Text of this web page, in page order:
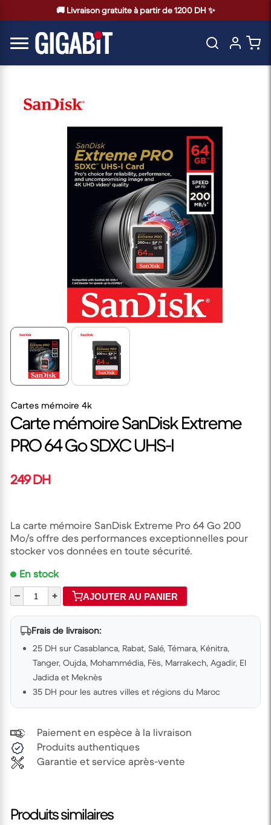
🚚 Livraison gratuite à partir de 1200 DH ✨
Cartes mémoire 4k
Carte mémoire SanDisk Extreme
PRO 64 Go SDXC UHS-I
249 DH
La carte mémoire SanDisk Extreme Pro 64 Go 200
Mo/s offre des performances exceptionnelles pour
stocker vos données en toute sécurité.
En stock
–
+ AJOUTER AU PANIER
Frais de livraison:
25 DH sur Casablanca, Rabat, Salé, Témara, Kénitra,
Tanger, Oujda, Mohammédia, Fès, Marrakech, Agadir, El
Jadida et Meknès
35 DH pour les autres villes et régions du Maroc
Paiement en espèce à la livraison
Produits authentiques
Garantie et service après-vente
Produits similaires